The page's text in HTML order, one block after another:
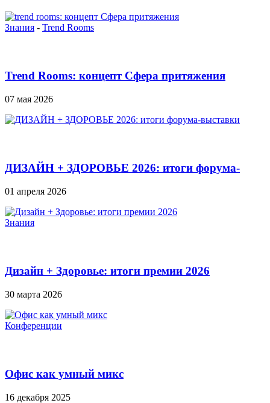
Знания - Trend Rooms
Trend Rooms: концепт Сфера притяжения
07 мая 2026
ДИЗАЙН + ЗДОРОВЬЕ 2026: итоги форума-
01 апреля 2026
Знания
Дизайн + Здоровье: итоги премии 2026
30 марта 2026
Конференции
Офис как умный микс
16 декабря 2025